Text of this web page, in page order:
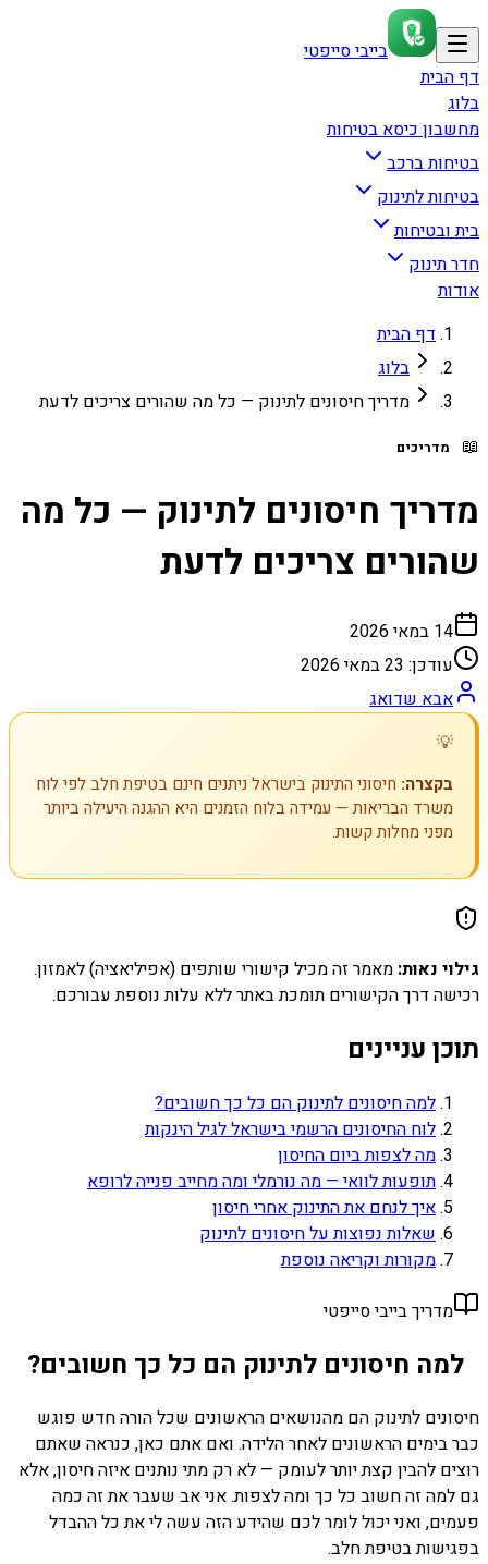
בייבי סייפטי
דף הבית
בלוג
מחשבון כיסא בטיחות
בטיחות ברכב
בטיחות לתינוק
בית ובטיחות
חדר תינוק
אודות
דף הבית
בלוג
מדריך חיסונים לתינוק — כל מה שהורים צריכים לדעת
📖
מדריכים
מדריך חיסונים לתינוק — כל מה
שהורים צריכים לדעת
14 במאי 2026
עודכן: 23 במאי 2026
אבא שדואג
💡
בקצרה: חיסוני התינוק בישראל ניתנים חינם בטיפת חלב לפי לוח
משרד הבריאות — עמידה בלוח הזמנים היא ההגנה היעילה ביותר
מפני מחלות קשות.
גילוי נאות: מאמר זה מכיל קישורי שותפים (אפיליאציה) לאמזון.
רכישה דרך הקישורים תומכת באתר ללא עלות נוספת עבורכם.
תוכן עניינים
למה חיסונים לתינוק הם כל כך חשובים?
לוח החיסונים הרשמי בישראל לגיל הינקות
מה לצפות ביום החיסון
תופעות לוואי — מה נורמלי ומה מחייב פנייה לרופא
איך לנחם את התינוק אחרי חיסון
שאלות נפוצות על חיסונים לתינוק
מקורות וקריאה נוספת
מדריך בייבי סייפטי
למה חיסונים לתינוק הם כל כך חשובים?
חיסונים לתינוק הם מהנושאים הראשונים שכל הורה חדש פוגש
כבר בימים הראשונים לאחר הלידה. ואם אתם כאן, כנראה שאתם
רוצים להבין קצת יותר לעומק — לא רק מתי נותנים איזה חיסון, אלא
גם למה זה חשוב כל כך ומה לצפות. אני אב שעבר את זה כמה
פעמים, ואני יכול לומר לכם שהידע הזה עשה לי את כל ההבדל
בפגישות בטיפת חלב.